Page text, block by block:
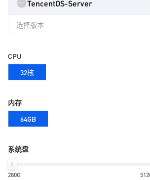
TencentOS-Server
选择版本
CPU
32核
内存
64GB
系统盘
280G